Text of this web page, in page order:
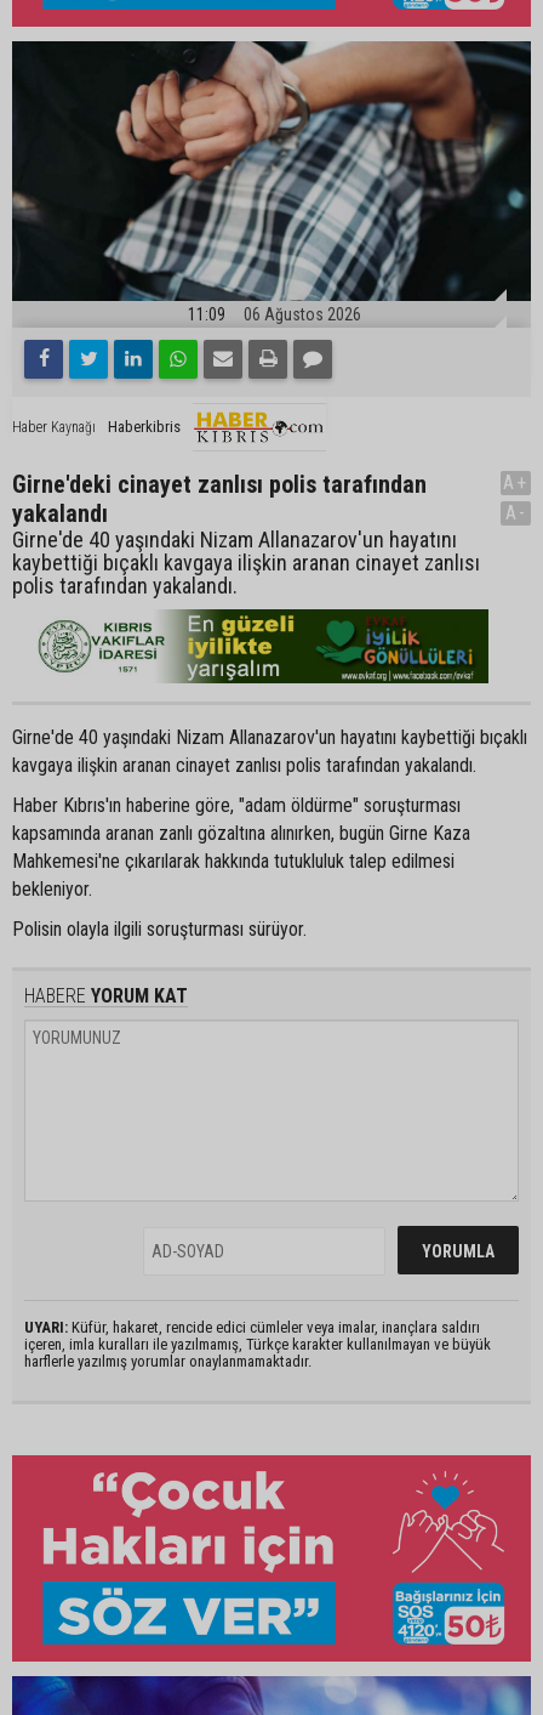
11:09 06 Ağustos 2026
Haber Kaynağı Haberkibris
Girne'deki cinayet zanlısı polis tarafından
yakalandı
Girne'de 40 yaşındaki Nizam Allanazarov'un hayatını
kaybettiği bıçaklı kavgaya ilişkin aranan cinayet zanlısı
polis tarafından yakalandı.
A+
A-
Girne'de 40 yaşındaki Nizam Allanazarov'un hayatını kaybettiği bıçaklı
kavgaya ilişkin aranan cinayet zanlısı polis tarafından yakalandı.
Haber Kıbrıs'ın haberine göre, "adam öldürme" soruşturması
kapsamında aranan zanlı gözaltına alınırken, bugün Girne Kaza
Mahkemesi'ne çıkarılarak hakkında tutukluluk talep edilmesi
bekleniyor.
Polisin olayla ilgili soruşturması sürüyor.
HABERE YORUM KAT
UYARI: Küfür, hakaret, rencide edici cümleler veya imalar, inançlara saldırı
içeren, imla kuralları ile yazılmamış, Türkçe karakter kullanılmayan ve büyük
harflerle yazılmış yorumlar onaylanmamaktadır.